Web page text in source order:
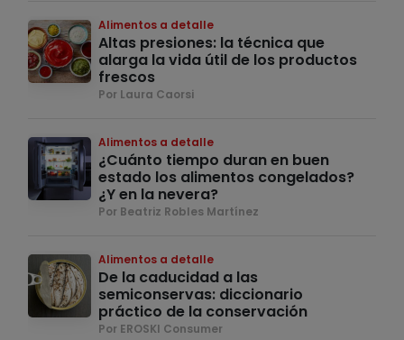
Alimentos a detalle
Altas presiones: la técnica que
alarga la vida útil de los productos
frescos
Por Laura Caorsi
Alimentos a detalle
¿Cuánto tiempo duran en buen
estado los alimentos congelados?
¿Y en la nevera?
Por Beatriz Robles Martínez
Alimentos a detalle
De la caducidad a las
semiconservas: diccionario
práctico de la conservación
Por EROSKI Consumer